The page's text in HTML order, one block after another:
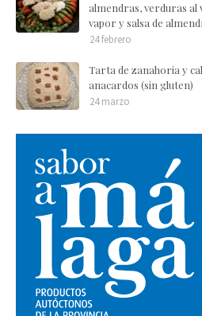
almendras, verduras
vapor y salsa de
24 febrero
Tarta de zanahoria y
anacardos (sin gluten)
24 marzo